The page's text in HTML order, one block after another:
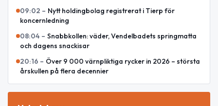
09:02 – Nytt holdingbolag registrerat i Tierp för
koncernledning
08:04 – Snabbkollen: väder, Vendelbadets springmatta
och dagens snackisar
20:16 – Över 9 000 värnpliktiga rycker in 2026 – största
årskullen på flera decennier